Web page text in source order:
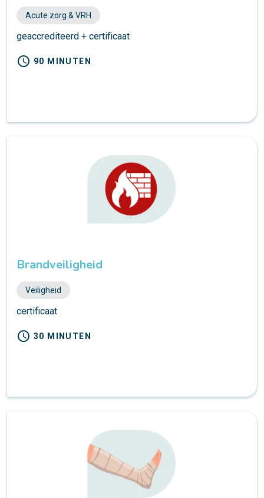
Acute zorg & VRH
geaccrediteerd + certificaat
schedule 90 MINUTEN
Brandveiligheid
Veiligheid
certificaat
schedule 30 MINUTEN